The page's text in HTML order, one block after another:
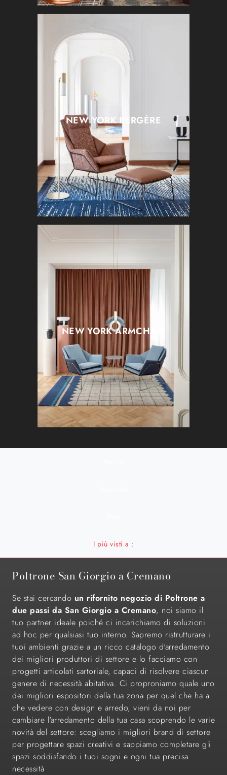
NEW YORK BERGÈRE
NEW YORK ARMCHAIR
I più visti a :
Poltrone San Giorgio a Cremano
Se stai cercando un rifornito negozio di Poltrone a
due passi da San Giorgio a Cremano, noi siamo il
tuo partner ideale poiché ci incarichiamo di soluzioni
ad hoc per qualsiasi tuo interno. Sapremo ristrutturare i
tuoi ambienti grazie a un ricco catalogo d'arredamento
dei migliori produttori di settore e lo facciamo con
progetti articolati sartoriale, capaci di risolvere ciascun
genere di necessità abitativa. Ci proproniamo quale uno
dei migliori espositori della tua zona per quel che ha a
che vedere con design e arredo, vieni da noi per
cambiare l'arredamento della tua casa scoprendo le varie
novità del settore: scegliamo i migliori brand di settore
per progettare spazi creativi e sappiamo completare gli
spazi soddisfando i tuoi sogni e ogni tua precisa
necessità